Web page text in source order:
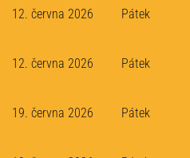
12. června 2026 Pátek
12. června 2026 Pátek
19. června 2026 Pátek